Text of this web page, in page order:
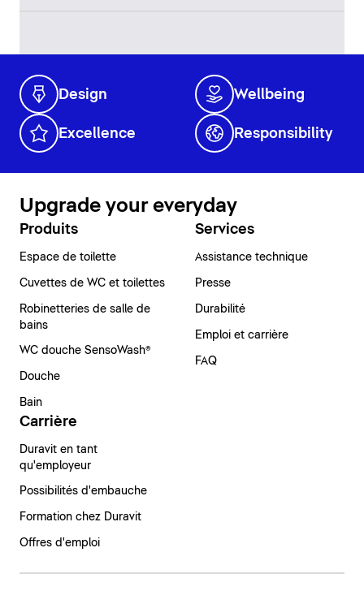
Design Wellbeing
Excellence Responsibility
Upgrade your everyday
Produits
Espace de toilette
Cuvettes de WC et toilettes
Robinetteries de salle de
bains
WC douche SensoWash®
Douche
Bain
Services
Assistance technique
Presse
Durabilité
Emploi et carrière
FAQ
Carrière
Duravit en tant
qu'employeur
Possibilités d'embauche
Formation chez Duravit
Offres d'emploi